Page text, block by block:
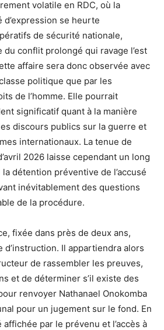
volatile en RDC, où la
se heurte
de sécurité nationale,
conflit prolongé qui ravage l’est
affaire sera donc observée avec
politique que par les
de l’homme. Elle pourrait
significatif quant à la manière
discours publics sur la guerre et
internationaux. La tenue de
2026 laisse cependant un long
détention préventive de l’accusé
inévitablement des questions
de la procédure.
fixée dans près de deux ans,
d’instruction. Il appartiendra alors
de rassembler les preuves,
et de déterminer s’il existe des
renvoyer Nathanael Onokomba
pour un jugement sur le fond. En
par le prévenu et l’accès à